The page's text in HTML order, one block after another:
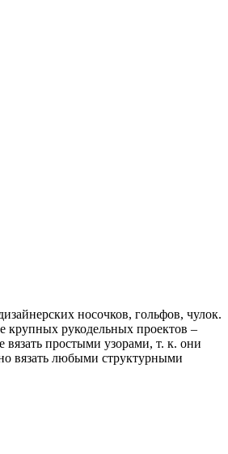
носочков, гольфов, чулок.
крупных рукодельных проектов –
простыми узорами, т. к. они
вязать любыми структурными